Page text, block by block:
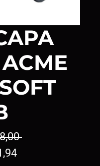
Preço
Preço